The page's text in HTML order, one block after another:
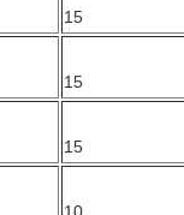
15
15
15